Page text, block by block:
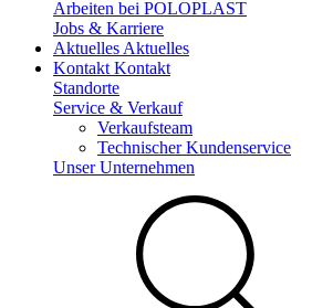
Arbeiten bei POLOPLAST
Jobs & Karriere
Aktuelles Aktuelles
Kontakt Kontakt
Standorte
Service & Verkauf
Verkaufsteam
Technischer Kundenservice
Unser Unternehmen